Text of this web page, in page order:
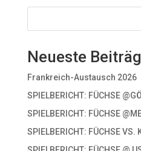
Neueste
Frankreich-Austausch 2026
SPIELBERICHT: FÜCHSE
SPIELBERICHT: FÜCHSE
SPIELBERICHT: FÜCHSE VS.